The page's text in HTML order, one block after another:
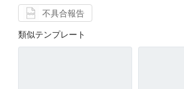
不具合報告
類似テンプレート